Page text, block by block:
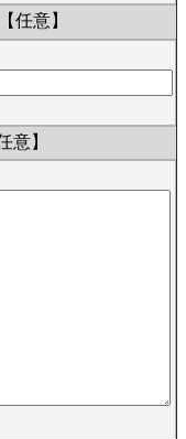
【任意】
意】